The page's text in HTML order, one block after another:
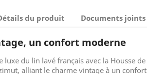
du produit Documents joints
un confort moderne
luxe du lin lavé français avec la Housse de
alliant le charme vintage à un confort